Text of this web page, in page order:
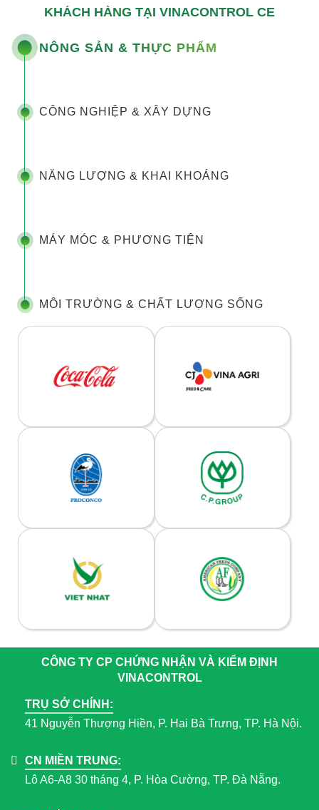
KHÁCH HÀNG TẠI VINACONTROL CE
NÔNG SẢN & THỰC PHẨM
CÔNG NGHIỆP & XÂY DỰNG
NĂNG LƯỢNG & KHAI KHOÁNG
MÁY MÓC & PHƯƠNG TIỆN
MÔI TRƯỜNG & CHẤT LƯỢNG SỐNG
CÔNG TY CP CHỨNG NHẬN VÀ KIỂM ĐỊNH
VINACONTROL
TRỤ SỞ CHÍNH:
41 Nguyễn Thượng Hiền, P. Hai Bà Trưng, TP. Hà Nội.
CN MIỀN TRUNG:
Lô A6-A8 30 tháng 4, P. Hòa Cường, TP. Đà Nẵng.